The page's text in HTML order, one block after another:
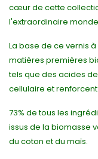
cœur de cette
l'extraordinaire
La base de ce vernis
matières premières
tels que des acides
cellulaire et
73% de tous les
issus de la biomasse
du coton et du maïs.